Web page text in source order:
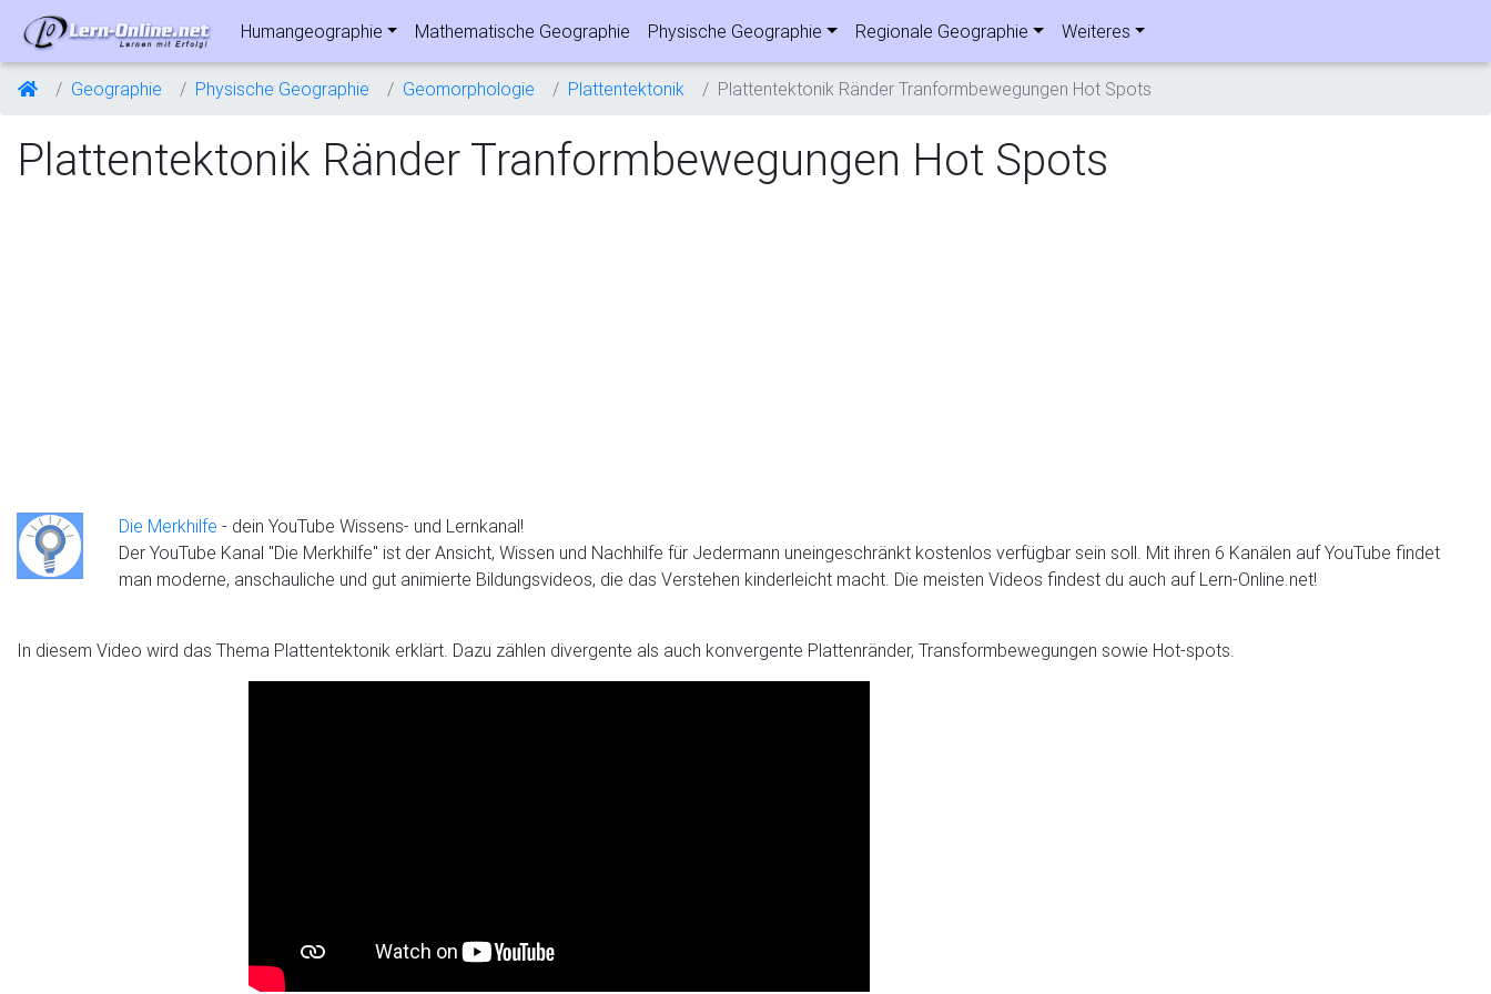
Humangeographie Mathematische Geographie Physische Geographie Regionale Geographie Weiteres
Geographie Physische Geographie Geomorphologie Plattentektonik Plattentektonik Ränder Tranformbewegungen Hot Spots
Plattentektonik Ränder Tranformbewegungen Hot Spots
Die Merkhilfe - dein YouTube Wissens- und Lernkanal!
Der YouTube Kanal "Die Merkhilfe" ist der Ansicht, Wissen und Nachhilfe für Jedermann uneingeschränkt kostenlos verfügbar sein soll. Mit ihren 6 Kanälen auf YouTube findet
man moderne, anschauliche und gut animierte Bildungsvideos, die das Verstehen kinderleicht macht. Die meisten Videos findest du auch auf Lern-Online.net!
In diesem Video wird das Thema Plattentektonik erklärt. Dazu zählen divergente als auch konvergente Plattenränder, Transformbewegungen sowie Hot-spots.